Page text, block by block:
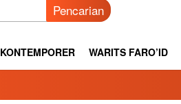
Pencarian
KONTEMPORER WARITS FARO’ID